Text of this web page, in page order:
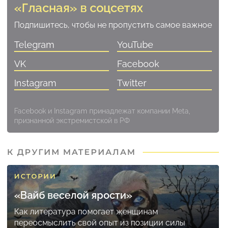
«Гласная» в соцсетях
Подпишитесь, чтобы не пропустить самое важное
Telegram
YouTube
VK
Facebook
Instagram
Twitter
Facebook и Instagram принадлежат компании Meta,
признанной экстремистской в РФ
К ДРУГИМ МАТЕРИАЛАМ
ИСТОРИИ
«Вайб веселой ярости»
Как литература помогает женщинам
переосмыслить свой опыт из позиции силы